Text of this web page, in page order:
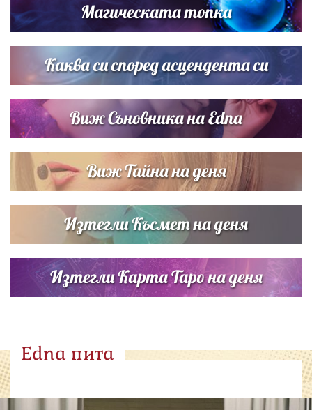
Дъщерята на Тодор Батков вдигна сватба, Стоичков и
Братя Аргирови я изненадаха с песен
Магическата топка
Каква си според асцендента си
Виж Съновника на Edna
Виж Тайна на деня
Изтегли Късмет на деня
Изтегли Карта Таро на деня
Edna пита